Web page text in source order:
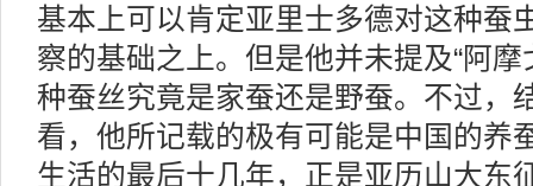
基本上可以肯定亚里士多德对这种蚕
察的基础之上。但是他并未提及“阿
种蚕丝究竟是家蚕还是野蚕。不过，
看，他所记载的极有可能是中国的养
生活的最后十几年，正是亚历山大东